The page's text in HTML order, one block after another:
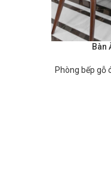
Bàn
Phòng bếp gỗ